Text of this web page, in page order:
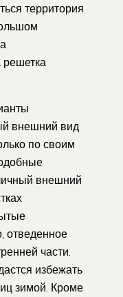
территория
решетка
внешний вид
по своим
внешний
отведенное
части.
избежать
зимой. Кроме